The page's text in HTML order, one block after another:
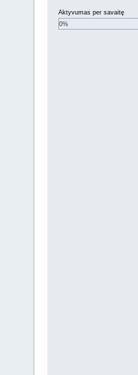
Aktyvumas per savaitę
0%